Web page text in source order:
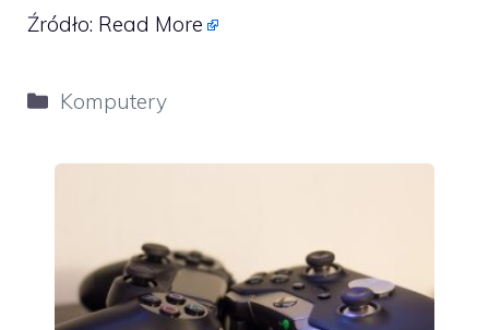
Źródło: Read More
Kategorie
Komputery